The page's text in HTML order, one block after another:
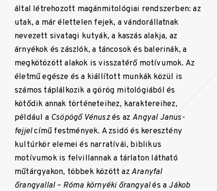
által létrehozott magánmitológiai rendszerben: az
utak, a már élettelen fejek, a vándorállatnak
nevezett sivatagi kutyák, a kaszás alakja, az
árnyékok és zászlók, a táncosok és balerinák, a
megkötözött alakok is visszatérő motívumok. Az
életmű egésze és a kiállított munkák közül is
számos táplálkozik a görög mitológiából és
kötődik annak történeteihez, karaktereihez,
például a Csöpögő Vénuszés az Angyal Janus-
fejjelcímű festmények. A zsidó és keresztény
kultúrkör elemei és narratívái, biblikus
motívumok is felvillannak a tárlaton látható
műtárgyakon, többek között az Aranyfal
őrangyallal – Róma környéki őrangyalés a Jákob